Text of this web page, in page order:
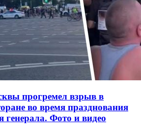
прогремел взрыв в
во время празднования
генерала. Фото и видео